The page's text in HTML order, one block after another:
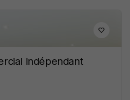
Indépendant